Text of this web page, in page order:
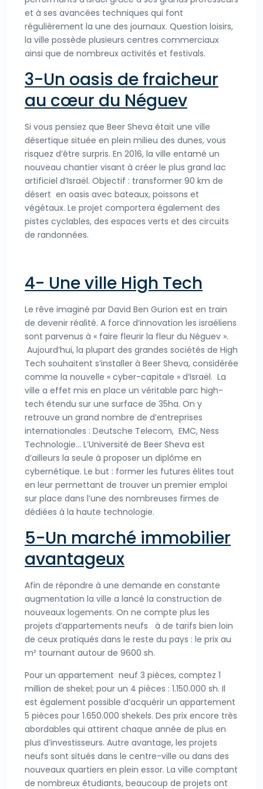
et à ses avancées techniques qui font
régulièrement la une des journaux. Question loisirs,
la ville possède plusieurs centres commerciaux
ainsi que de nombreux activités et festivals.
3-Un oasis de fraicheur
au cœur du Néguev
Si vous pensiez que Beer Sheva était une ville
désertique située en plein milieu des dunes, vous
risquez d’être surpris. En 2016, la ville entamé un
nouveau chantier visant à créer le plus grand lac
artificiel d’Israël. Objectif : transformer 90 km de
désert en oasis avec bateaux, poissons et
végétaux. Le projet comportera également des
pistes cyclables, des espaces verts et des circuits
de randonnées.
4- Une ville High Tech
Le rêve imaginé par David Ben Gurion est en train
de devenir réalité. A force d’innovation les israéliens
sont parvenus à « faire fleurir la fleur du Néguev ».
Aujourd’hui, la plupart des grandes sociétés de High
Tech souhaitent s’installer à Beer Sheva, considérée
comme la nouvelle « cyber-capitale » d’Israël. La
ville a effet mis en place un véritable parc high-
tech étendu sur une surface de 35ha. On y
retrouve un grand nombre de d’entreprises
internationales : Deutsche Telecom, EMC, Ness
Technologie… L’Université de Beer Sheva est
d’ailleurs la seule à proposer un diplôme en
cybernétique. Le but : former les futures élites tout
en leur permettant de trouver un premier emploi
sur place dans l’une des nombreuses firmes de
dédiées à la haute technologie.
5-Un marché immobilier
avantageux
Afin de répondre à une demande en constante
augmentation la ville a lancé la construction de
nouveaux logements. On ne compte plus les
projets d’appartements neufs à de tarifs bien loin
de ceux pratiqués dans le reste du pays : le prix au
m² tournant autour de 9600 sh.
Pour un appartement neuf 3 pièces, comptez 1
million de shekel; pour un 4 pièces : 1.150.000 sh. Il
est également possible d’acquérir un appartement
5 pièces pour 1.650.000 shekels. Des prix encore très
abordables qui attirent chaque année de plus en
plus d’investisseurs. Autre avantage, les projets
neufs sont situés dans le centre-ville ou dans des
nouveaux quartiers en plein essor. La ville comptant
de nombreux étudiants, beaucoup de projets ont